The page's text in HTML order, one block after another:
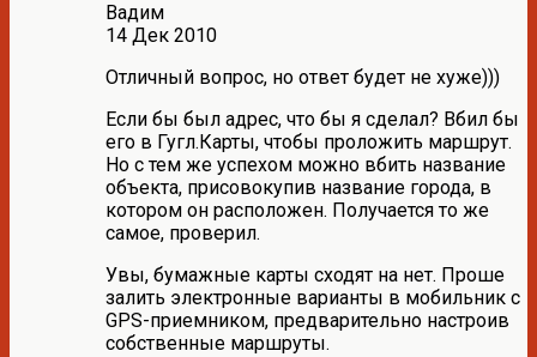
Вадим
14 Дек 2010
Отличный вопрос, но ответ будет не хуже)))
Если бы был адрес, что бы я сделал? Вбил бы
его в Гугл.Карты, чтобы проложить маршрут.
Но с тем же успехом можно вбить название
объекта, присовокупив название города, в
котором он расположен. Получается то же
самое, проверил.
Увы, бумажные карты сходят на нет. Проше
залить электронные варианты в мобильник с
GPS-приемником, предварительно настроив
собственные маршруты.